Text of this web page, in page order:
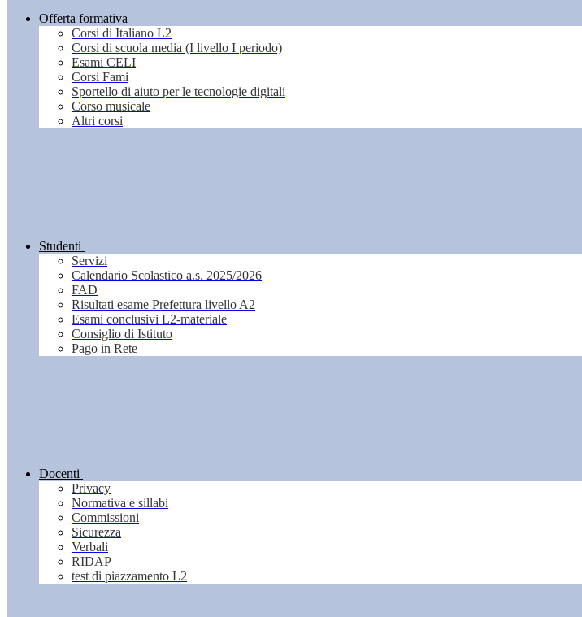
Offerta formativa
Corsi di Italiano L2
Corsi di scuola media (I livello I periodo)
Esami CELI
Corsi Fami
Sportello di aiuto per le tecnologie digitali
Corso musicale
Altri corsi
Studenti
Servizi
Calendario Scolastico a.s. 2025/2026
FAD
Risultati esame Prefettura livello A2
Esami conclusivi L2-materiale
Consiglio di Istituto
Pago in Rete
Docenti
Privacy
Normativa e sillabi
Commissioni
Sicurezza
Verbali
RIDAP
test di piazzamento L2